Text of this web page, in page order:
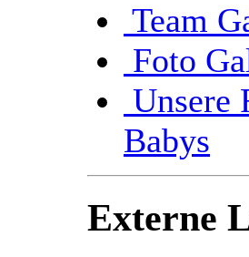
Team
Foto
Unsere
Babys
Externe